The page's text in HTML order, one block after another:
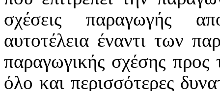
σχέσεις παραγωγής
αυτοτέλεια έναντι των
παραγωγικής σχέσης
όλο και περισσότερες